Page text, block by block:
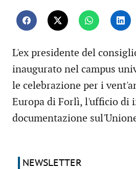
L'ex presidente del
inaugurato nel campus
le celebrazione per i
Europa di Forlì, l'ufficio di
documentazione
NEWSLETTER